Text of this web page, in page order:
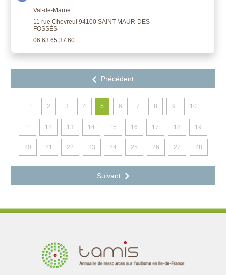
Val-de-Marne
11 rue Chevreul 94100 SAINT-MAUR-DES-
FOSSÉS
06 63 65 37 60
1 2 3 4 5 6 7 8 9 10
11 12 13 14 15 16 17 18 19
20 21 22 23 24 25 26 27 28